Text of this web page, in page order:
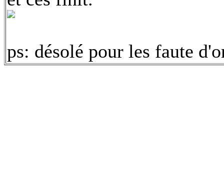
ps: désolé pour les faute